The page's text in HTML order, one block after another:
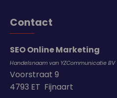
Contact
SEO Online Marketing
Handelsnaam van YZCommunicatie BV
Voorstraat 9
4793 ET Fijnaart